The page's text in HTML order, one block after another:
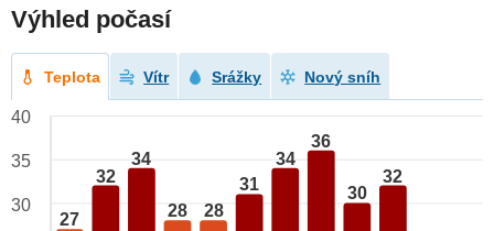
Výhled počasí
Teplota Vítr Srážky Nový sníh
27
32
34
28 28
31
34
36
30
32
40
35
30